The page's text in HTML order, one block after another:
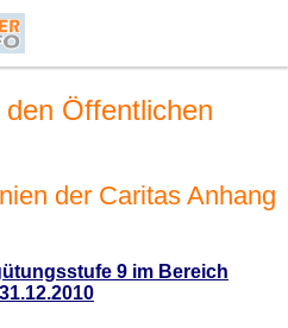
Öffentlichen
der Caritas Anhang
9 im Bereich